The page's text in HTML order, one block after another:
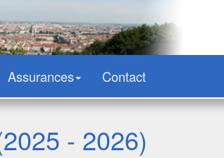
Assurances Contact
- 2026)